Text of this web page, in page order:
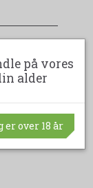
på vores
alder
er over 18 år